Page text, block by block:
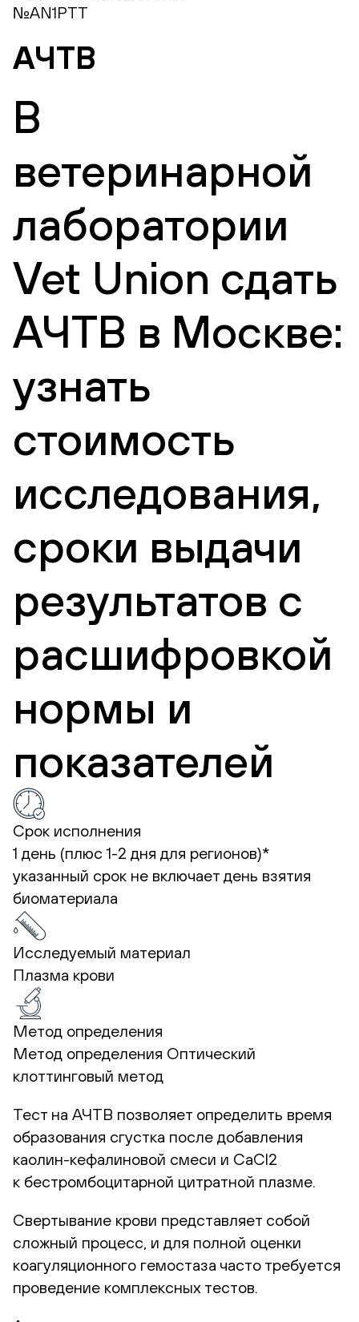
№AN1PTT
АЧТВ
В
ветеринарной
лаборатории
Vet Union сдать
АЧТВ в Москве:
узнать
стоимость
исследования,
сроки выдачи
результатов с
расшифровкой
нормы и
показателей
Срок исполнения
1 день (плюс 1-2 дня для регионов)*
указанный срок не включает день взятия
биоматериала
Исследуемый материал
Плазма крови
Метод определения
Метод определения Оптический
клоттинговый метод
Тест на АЧТВ позволяет определить время
образования сгустка после добавления
каолин-кефалиновой смеси и СаСl2
к бестромбоцитарной цитратной плазме.
Свертывание крови представляет собой
сложный процесс, и для полной оценки
коагуляционного гемостаза часто требуется
проведение комплексных тестов.